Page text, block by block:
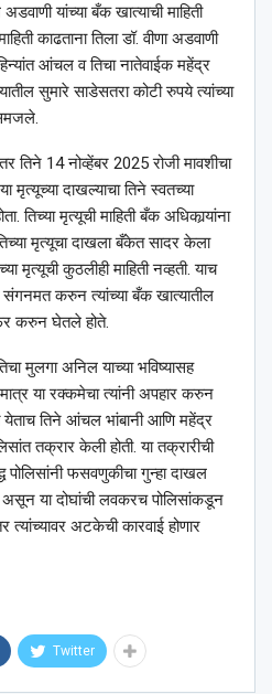
यांच्या बँक खात्याची माहिती
काढताना तिला डॉ. वीणा अडवाणी
आंचल व तिचा नातेवाईक महेंद्र
सुमारे साडेसतरा कोटी रुपये त्यांच्या
तिने 14 नोव्हेंबर 2025 रोजी मावशीचा
मृत्यूच्या दाखल्याचा तिने स्वतच्या
तिच्या मृत्यूची माहिती बँक अधिकार्‍यांना
मृत्यूचा दाखला बँकेत सादर केला
मृत्यूची कुठलीही माहिती नव्हती. याच
करुन त्यांच्या बँक खात्यातील
करुन घेतले होते.
मुलगा अनिल याच्या भविष्यासह
मात्र या रक्कमेचा त्यांनी अपहार करुन
तिने आंचल भांबानी आणि महेंद्र
तक्रार केली होती. या तक्रारीची
पोलिसांनी फसवणुकीचा गुन्हा दाखल
या दोघांची लवकरच पोलिसांकडून
अटकेची कारवाई होणार
Twitter